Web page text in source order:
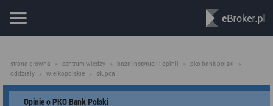
strona główna » centrum wiedzy » baza instytucji i opinii » pko bank polski
»
oddziały » wielkopolskie » słupca
Opinie o PKO Bank Polski